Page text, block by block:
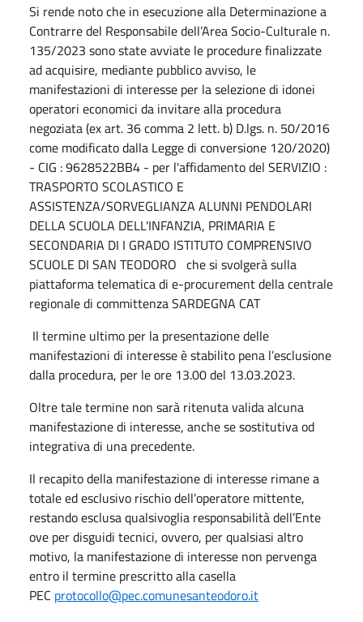
Si rende noto che in esecuzione alla Determinazione a
Contrarre del Responsabile dell’Area Socio-Culturale n.
135/2023 sono state avviate le procedure finalizzate
ad acquisire, mediante pubblico avviso, le
manifestazioni di interesse per la selezione di idonei
operatori economici da invitare alla procedura
negoziata (ex art. 36 comma 2 lett. b) D.lgs. n. 50/2016
come modificato dalla Legge di conversione 120/2020)
- CIG : 9628522BB4 - per l'affidamento del SERVIZIO :
TRASPORTO SCOLASTICO E
ASSISTENZA/SORVEGLIANZA ALUNNI PENDOLARI
DELLA SCUOLA DELL'INFANZIA, PRIMARIA E
SECONDARIA DI I GRADO ISTITUTO COMPRENSIVO
SCUOLE DI SAN TEODORO che si svolgerà sulla
piattaforma telematica di e-procurement della centrale
regionale di committenza SARDEGNA CAT
Il termine ultimo per la presentazione delle
manifestazioni di interesse è stabilito pena l’esclusione
dalla procedura, per le ore 13.00 del 13.03.2023.
Oltre tale termine non sarà ritenuta valida alcuna
manifestazione di interesse, anche se sostitutiva od
integrativa di una precedente.
Il recapito della manifestazione di interesse rimane a
totale ed esclusivo rischio dell’operatore mittente,
restando esclusa qualsivoglia responsabilità dell’Ente
ove per disguidi tecnici, ovvero, per qualsiasi altro
motivo, la manifestazione di interesse non pervenga
entro il termine prescritto alla casella
PEC protocollo@pec.comunesanteodoro.it